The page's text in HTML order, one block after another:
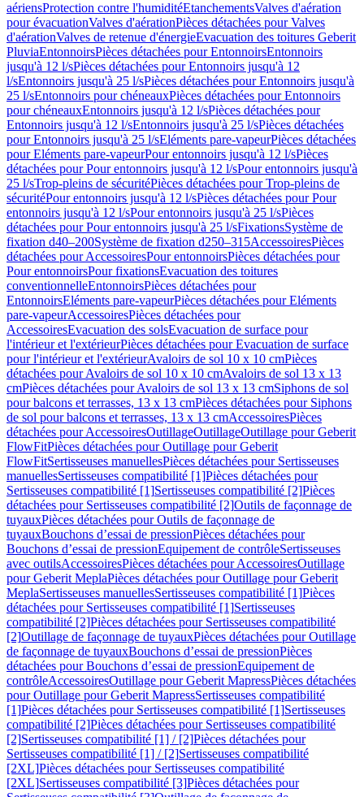
aériensProtection contre l'humiditéEtanchementsValves d'aération
pour évacuationValves d'aérationPièces détachées pour Valves
d'aérationValves de retenue d'énergieEvacuation des toitures Geberit
PluviaEntonnoirsPièces détachées pour EntonnoirsEntonnoirs
jusqu'à 12 l/sPièces détachées pour Entonnoirs jusqu'à 12
l/sEntonnoirs jusqu'à 25 l/sPièces détachées pour Entonnoirs jusqu'à
25 l/sEntonnoirs pour chéneauxPièces détachées pour Entonnoirs
pour chéneauxEntonnoirs jusqu'à 12 l/sPièces détachées pour
Entonnoirs jusqu'à 12 l/sEntonnoirs jusqu'à 25 l/sPièces détachées
pour Entonnoirs jusqu'à 25 l/sEléments pare-vapeurPièces détachées
pour Eléments pare-vapeurPour entonnoirs jusqu'à 12 l/sPièces
détachées pour Pour entonnoirs jusqu'à 12 l/sPour entonnoirs jusqu'à
25 l/sTrop-pleins de sécuritéPièces détachées pour Trop-pleins de
sécuritéPour entonnoirs jusqu'à 12 l/sPièces détachées pour Pour
entonnoirs jusqu'à 12 l/sPour entonnoirs jusqu'à 25 l/sPièces
détachées pour Pour entonnoirs jusqu'à 25 l/sFixationsSystème de
fixation d40–200Système de fixation d250–315AccessoiresPièces
détachées pour AccessoiresPour entonnoirsPièces détachées pour
Pour entonnoirsPour fixationsEvacuation des toitures
conventionnelleEntonnoirsPièces détachées pour
EntonnoirsEléments pare-vapeurPièces détachées pour Eléments
pare-vapeurAccessoiresPièces détachées pour
AccessoiresEvacuation des solsEvacuation de surface pour
l'intérieur et l'extérieurPièces détachées pour Evacuation de surface
pour l'intérieur et l'extérieurAvaloirs de sol 10 x 10 cmPièces
détachées pour Avaloirs de sol 10 x 10 cmAvaloirs de sol 13 x 13
cmPièces détachées pour Avaloirs de sol 13 x 13 cmSiphons de sol
pour balcons et terrasses, 13 x 13 cmPièces détachées pour Siphons
de sol pour balcons et terrasses, 13 x 13 cmAccessoiresPièces
détachées pour AccessoiresOutillageOutillageOutillage pour Geberit
FlowFitPièces détachées pour Outillage pour Geberit
FlowFitSertisseuses manuellesPièces détachées pour Sertisseuses
manuellesSertisseuses compatibilité [1]Pièces détachées pour
Sertisseuses compatibilité [1]Sertisseuses compatibilité [2]Pièces
détachées pour Sertisseuses compatibilité [2]Outils de façonnage de
tuyauxPièces détachées pour Outils de façonnage de
tuyauxBouchons d’essai de pressionPièces détachées pour
Bouchons d’essai de pressionEquipement de contrôleSertisseuses
avec outilsAccessoiresPièces détachées pour AccessoiresOutillage
pour Geberit MeplaPièces détachées pour Outillage pour Geberit
MeplaSertisseuses manuellesSertisseuses compatibilité [1]Pièces
détachées pour Sertisseuses compatibilité [1]Sertisseuses
compatibilité [2]Pièces détachées pour Sertisseuses compatibilité
[2]Outillage de façonnage de tuyauxPièces détachées pour Outillage
de façonnage de tuyauxBouchons d’essai de pressionPièces
détachées pour Bouchons d’essai de pressionEquipement de
contrôleAccessoiresOutillage pour Geberit MapressPièces détachées
pour Outillage pour Geberit MapressSertisseuses compatibilité
[1]Pièces détachées pour Sertisseuses compatibilité [1]Sertisseuses
compatibilité [2]Pièces détachées pour Sertisseuses compatibilité
[2]Sertisseuses compatibilité [1] / [2]Pièces détachées pour
Sertisseuses compatibilité [1] / [2]Sertisseuses compatibilité
[2XL]Pièces détachées pour Sertisseuses compatibilité
[2XL]Sertisseuses compatibilité [3]Pièces détachées pour